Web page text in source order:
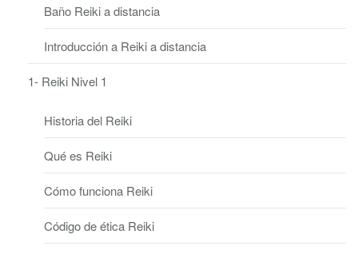
Baño Reiki a distancia
Introducción a Reiki a distancia
1- Reiki Nivel 1
Historia del Reiki
Qué es Reiki
Cómo funciona Reiki
Código de ética Reiki